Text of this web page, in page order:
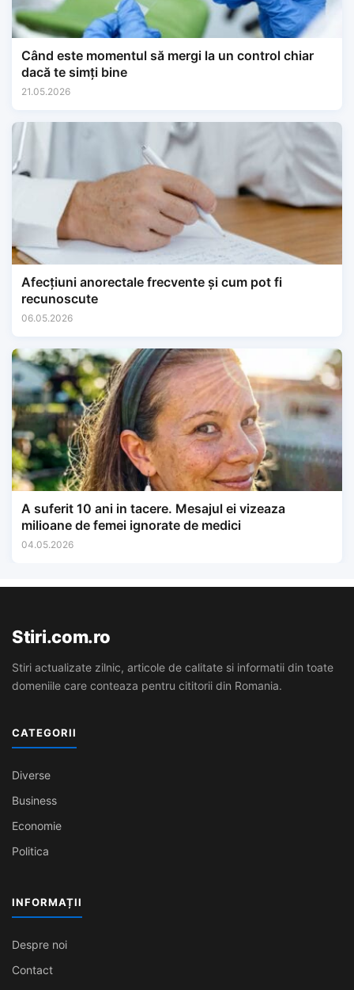
Când este momentul să mergi la un control chiar
dacă te simți bine
21.05.2026
Afecțiuni anorectale frecvente și cum pot fi
recunoscute
06.05.2026
A suferit 10 ani in tacere. Mesajul ei vizeaza
milioane de femei ignorate de medici
04.05.2026
Stiri.com.ro
Stiri actualizate zilnic, articole de calitate si informatii din toate
domeniile care conteaza pentru cititorii din Romania.
CATEGORII
Diverse
Business
Economie
Politica
INFORMAȚII
Despre noi
Contact